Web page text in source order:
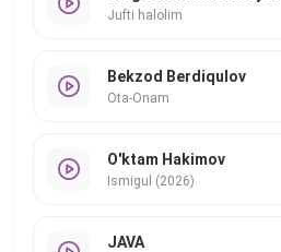
Jufti halolim
Bekzod Berdiqulov
Ota-Onam
O'ktam Hakimov
Ismigul (2026)
JAVA